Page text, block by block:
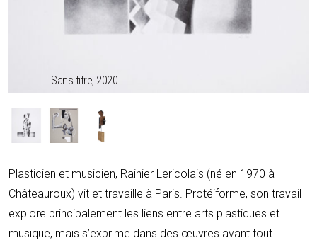
Sans titre, 2020
Plasticien et musicien, Rainier Lericolais (né en 1970 à
Châteauroux) vit et travaille à Paris. Protéiforme, son travail
explore principalement les liens entre arts plastiques et
musique, mais s’exprime dans des œuvres avant tout